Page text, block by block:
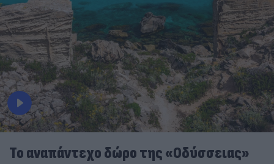
To αναπάντεχο δώρο της «Οδύσσειας»